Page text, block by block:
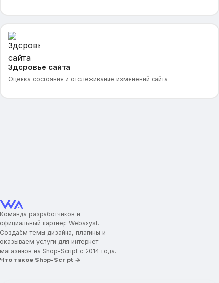
Здоровье сайта
Оценка состояния и отслеживание изменений сайта
Команда разработчиков и
официальный партнёр Webasyst.
Создаём темы дизайна, плагины и
оказываем услуги для интернет-
магазинов на Shop-Script с 2014 года.
Что такое Shop-Script →